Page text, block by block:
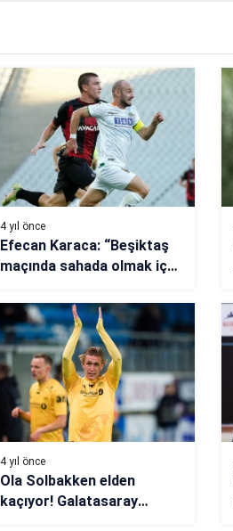
4 yıl önce
Efecan Karaca: “Beşiktaş
maçında sahada olmak için
4 yıl önce
Ola Solbakken elden
kaçıyor! Galatasaray